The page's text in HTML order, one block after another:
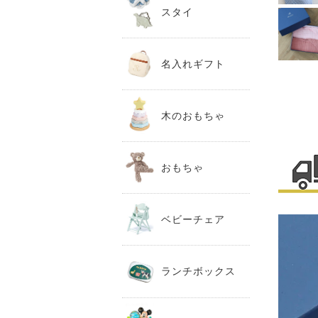
スタイ
名入れギフト
木のおもちゃ
おもちゃ
ベビーチェア
ランチボックス